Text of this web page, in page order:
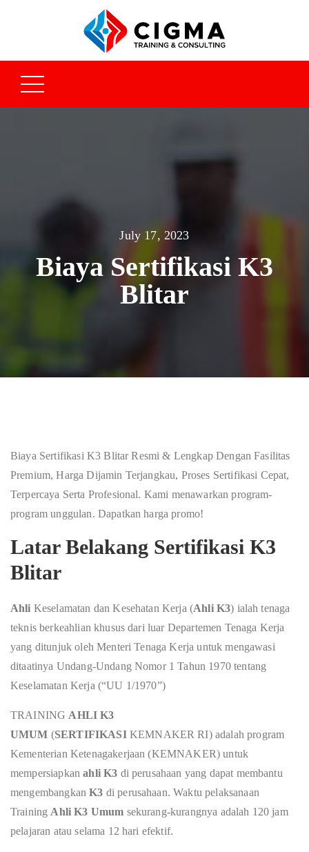
July 17, 2023
Biaya Sertifikasi K3
Blitar
Biaya Sertifikasi K3 Blitar Resmi & Lengkap Dengan Fasilitas
Premium, Harga Dijamin Terjangkau, Proses Sertifikasi Cepat,
Terpercaya Serta Profesional. Kami menawarkan program-
program unggulan. Dapatkan harga promo!
Latar Belakang Sertifikasi K3
Blitar
Ahli Keselamatan dan Kesehatan Kerja (Ahli K3) ialah tenaga
teknis berkeahlian khusus dari luar Departemen Tenaga Kerja
yang ditunjuk oleh Menteri Tenaga Kerja untuk mengawasi
ditaatinya Undang-Undang Nomor 1 Tahun 1970 tentang
Keselamatan Kerja (“UU 1/1970”)
TRAINING AHLI K3
UMUM (SERTIFIKASIKEMNAKER RI) adalah program
Kementerian Ketenagakerjaan (KEMNAKER) untuk
mempersiapkanahli K3 di perusahaan yang dapat membantu
mengembangkanK3 di perusahaan. Waktu pelaksanaan
Training Ahli K3 Umum sekurang-kurangnya adalah 120 jam
pelajaran atau selama 12 hari efektif.